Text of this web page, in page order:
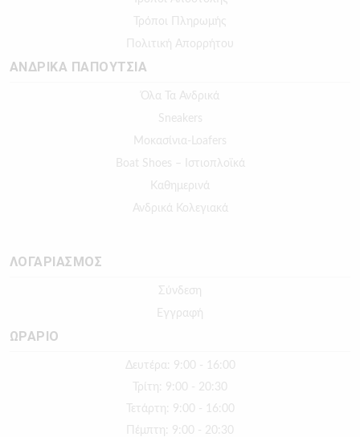
Τρόποι Πληρωμής
Πολιτική Απορρήτου
ΑΝΔΡΙΚΑ ΠΑΠΟΥΤΣΙΑ
Όλα Τα Ανδρικά
Sneakers
Μοκασίνια-Loafers
Boat Shoes – Ιστιοπλοϊκά
Καθημερινά
Ανδρικά Κολεγιακά
ΛΟΓΑΡΙΑΣΜΟΣ
Σύνδεση
Εγγραφή
ΩΡΑΡΙΟ
Δευτέρα: 9:00 - 16:00
Τρίτη: 9:00 - 20:30
Τετάρτη: 9:00 - 16:00
Πέμπτη: 9:00 - 20:30